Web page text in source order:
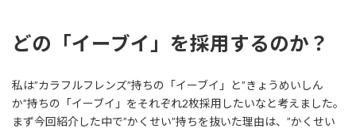
どの「イーブイ」を採用するのか？
私は”カラフルフレンズ”持ちの「イーブイ」と”きょうめいしん
か”持ちの「イーブイ」をそれぞれ2枚採用したいなと考えました。
まず今回紹介した中で”かくせい”持ちを抜いた理由は、”かくせい